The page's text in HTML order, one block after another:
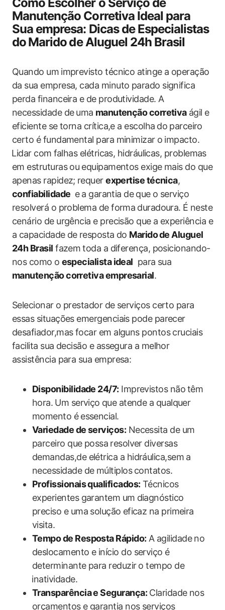
Manutenção Corretiva Ideal para
Sua empresa: Dicas de ‍Especialistas
do⁣ Marido ⁤de Aluguel ‌24h Brasil
Quando um ⁤imprevisto técnico atinge a operação​
da sua empresa, cada minuto‌ parado significa
perda financeira e de produtividade. A
necessidade​ de ⁤uma⁣ manutenção corretiva⁣ágil ‍e
eficiente ‌se ‌torna crítica,e a escolha⁢ do⁢ parceiro
certo é fundamental para‍ minimizar o⁢ impacto.
⁢Lidar com ⁢falhas elétricas, hidráulicas, problemas
em estruturas ou ⁣equipamentos exige mais do que
apenas rapidez; ⁣requerexpertise técnica,
confiabilidade ⁤ e⁤ a garantia de⁢ que o serviço
resolverá o problema ‌de​ forma ⁤duradoura. ⁢É neste
cenário de urgência‍ e precisão que a experiência ​e
a capacidade de⁣ resposta‍ do Marido⁣ de Aluguel ​
24h‌ Brasil fazem⁣ toda a diferença, posicionando-
nos como o⁤ especialista ideal ​ para ​sua ‌
manutenção corretiva empresarial.
Selecionar ​o prestador‌ de serviços certo para⁣
essas situações emergenciais pode parecer
desafiador,mas‍ focar em alguns pontos cruciais
facilita ​sua decisão e assegura a melhor
assistência para sua empresa:
Disponibilidade 24/7: Imprevistos não⁣ têm
hora.⁤ Um serviço ⁤que atende ​a qualquer‌
momento é⁣ essencial.
Variedade de serviços: Necessita de um
parceiro ‌que possa ⁣resolver​ diversas
demandas,de elétrica a hidráulica,sem⁤ a⁢
necessidade de ‌múltiplos⁣ contatos.
Profissionais qualificados: Técnicos‍
experientes garantem um ⁣diagnóstico
preciso e uma solução ⁣eficaz na primeira‌
visita.
Tempo de Resposta Rápido: A agilidade ​no
deslocamento‌ e início‌ do serviço é⁣
determinante para reduzir ⁣o tempo de
⁤inatividade.
Transparência e Segurança:​Claridade nos
orçamentos e garantia nos serviços⁣